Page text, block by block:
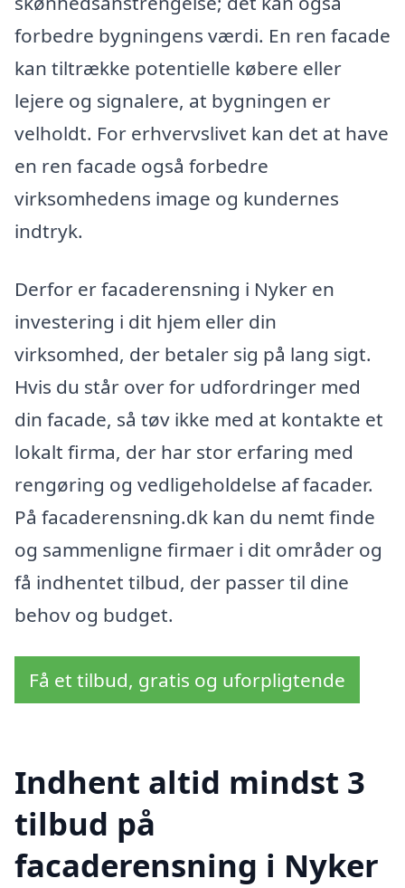
forbedre bygningens værdi. En ren facade
kan tiltrække potentielle købere eller
lejere og signalere, at bygningen er
velholdt. For erhvervslivet kan det at have
en ren facade også forbedre
virksomhedens image og kundernes
indtryk.
Derfor er facaderensning i Nyker en
investering i dit hjem eller din
virksomhed, der betaler sig på lang sigt.
Hvis du står over for udfordringer med
din facade, så tøv ikke med at kontakte et
lokalt firma, der har stor erfaring med
rengøring og vedligeholdelse af facader.
På facaderensning.dk kan du nemt finde
og sammenligne firmaer i dit områder og
få indhentet tilbud, der passer til dine
behov og budget.
Få et tilbud, gratis og uforpligtende
Indhent altid mindst 3
tilbud på
facaderensning i Nyker